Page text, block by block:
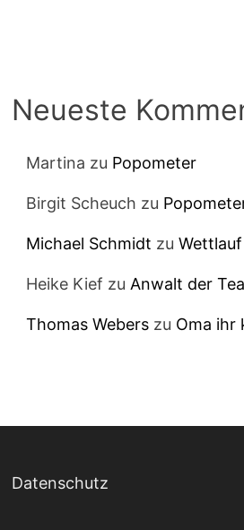
Neueste
Martina zu Popometer
Birgit Scheuch zu
Michael Schmidt zu
Heike Kief zuAnwalt der
Thomas Webers zu Oma ihr
Datenschutz